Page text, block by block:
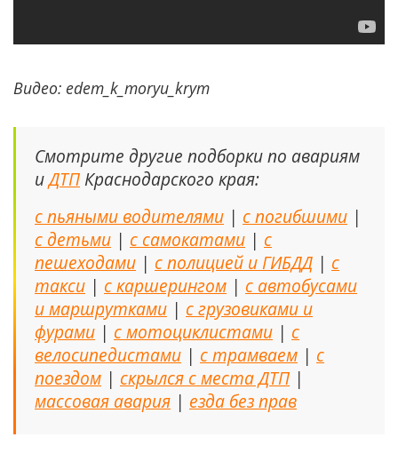
Видео: edem_k_moryu_krym
Смотрите другие подборки по авариям
иДТП Краснодарского края:
с пьяными водителями | с погибшими |
с детьми | с самокатами | с
пешеходами | с полицией и ГИБДД | с
такси | с каршерингом | с автобусами
и маршрутками | с грузовиками и
фурами | с мотоциклистами | с
велосипедистами | с трамваем | с
поездом | скрылся с места ДТП |
массовая авария | езда без прав